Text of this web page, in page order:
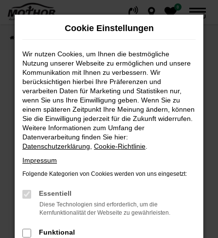
Zum
0
MENÜ
Fehler: Network Error
Beim Laden ist ein Fehler aufgetreten.
Hier sind ein paar Tipps, die dir helfen können:
Überprüfe deine Firewall und deine
Internetverbindung.
Suchmaschine?
Manche Erweiterungen, wie Werbeblocker,
können das Laden bestimmter Seiten
verhindern. Funktioniert die Seite in einem
Fenster?
Cookie Einstellungen
Wir nutzen Cookies, um Ihnen die bestmögliche
Nutzung unserer Webseite zu ermöglichen und unsere
Kommunikation mit Ihnen zu verbessern. Wir
berücksichtigen hierbei Ihre Präferenzen und
verarbeiten Daten für Marketing und Statistiken nur,
wenn Sie uns Ihre Einwilligung geben. Wenn Sie zu
einem späteren Zeitpunkt Ihre Meinung ändern, können
Sie die Einwilligung jederzeit für die Zukunft widerrufen.
Weitere Informationen zum Umfang der
Datenverarbeitung finden Sie hier:
Datenschutzerklärung Cookie-Richtlinie
Impressum
Folgende Kategorien von Cookies werden von uns eingesetzt:
Essentiell
Diese Technologien sind erforderlich, um die
Kernfunktionalität der Webseite zu gewährleisten.
Funktional